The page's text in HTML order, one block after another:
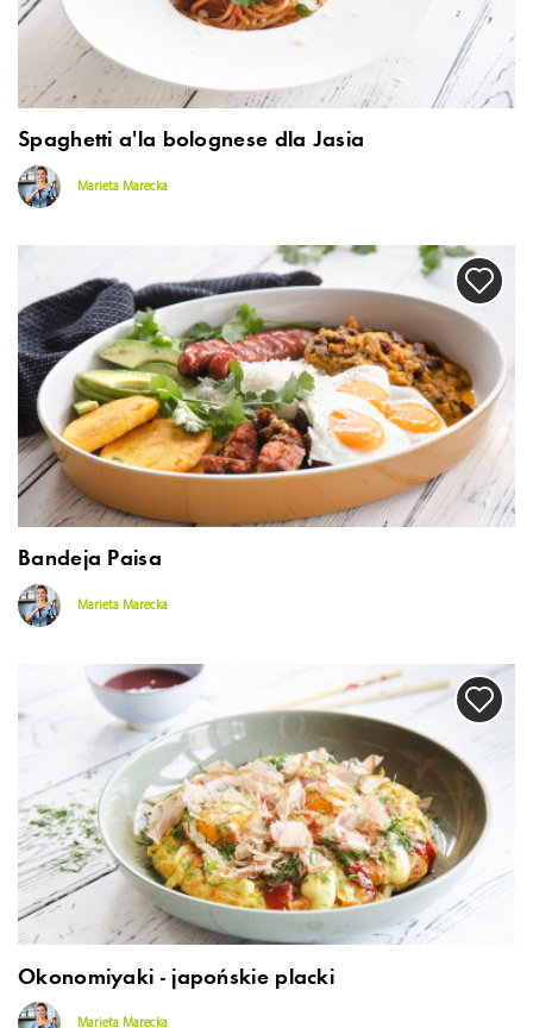
Spaghetti a’la bolognese dla Jasia
Marieta Marecka
Bandeja Paisa
Marieta Marecka
Okonomiyaki - japońskie placki
Marieta Marecka